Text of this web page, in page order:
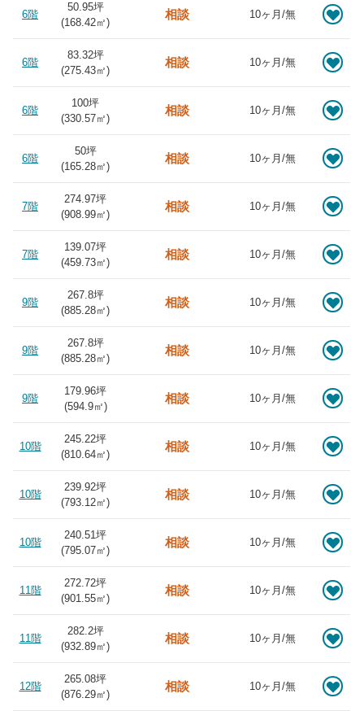
6階
50.95坪
(168.42㎡)
相談 10ヶ月/無
6階
83.32坪
(275.43㎡)
相談 10ヶ月/無
6階
100坪
(330.57㎡)
相談 10ヶ月/無
6階
50坪
(165.28㎡)
相談 10ヶ月/無
7階
274.97坪
(908.99㎡)
相談 10ヶ月/無
7階
139.07坪
(459.73㎡)
相談 10ヶ月/無
9階
267.8坪
(885.28㎡)
相談 10ヶ月/無
9階
267.8坪
(885.28㎡)
相談 10ヶ月/無
9階
179.96坪
(594.9㎡)
相談 10ヶ月/無
10階
245.22坪
(810.64㎡)
相談 10ヶ月/無
10階
239.92坪
(793.12㎡)
相談 10ヶ月/無
10階
240.51坪
(795.07㎡)
相談 10ヶ月/無
11階
272.72坪
(901.55㎡)
相談 10ヶ月/無
11階
282.2坪
(932.89㎡)
相談 10ヶ月/無
12階
265.08坪
(876.29㎡)
相談 10ヶ月/無